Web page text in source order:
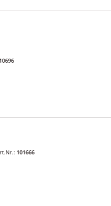
101666